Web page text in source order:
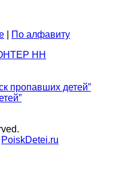
По алфавиту
PoiskDetei.ru